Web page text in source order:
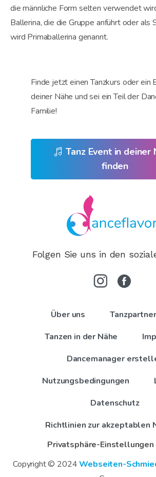
die männliche Form selten verwendet
Ballerina, die die Gruppe anführt oder als
wird Primaballerina genannt.
Finde jetzt einen Tanzkurs oder ein
deiner Nähe und sei ein Teil der
Familie!
Tanz Event in deiner
finden
Folgen Sie uns in den
Über uns
Tanzen in der Nähe
Dancemanager
Nutzungsbedingungen
Datenschutz
Richtlinien zur akzeptablen
Privatsphäre-Einstellungen
Copyright © 2024Webseiten-